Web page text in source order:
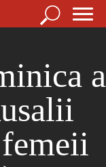
Căutare
a